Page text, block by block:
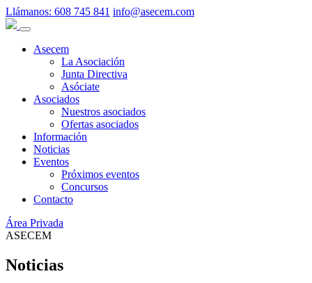
Llámanos: 608 745 841 info@asecem.com
Asecem
La Asociación
Junta Directiva
Asóciate
Asociados
Nuestros asociados
Ofertas asociados
Información
Noticias
Eventos
Próximos eventos
Concursos
Contacto
Área Privada
ASECEM
Noticias